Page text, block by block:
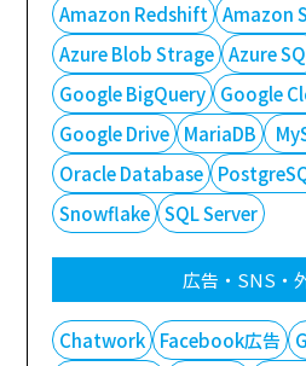
Amazon Redshift
Amazon
Azure Blob Strage Azure
Google BigQuery
Google
Google Drive
MariaDB
Oracle Database
Snowflake SQL Server
広告・SNS・
Chatwork Facebook広告